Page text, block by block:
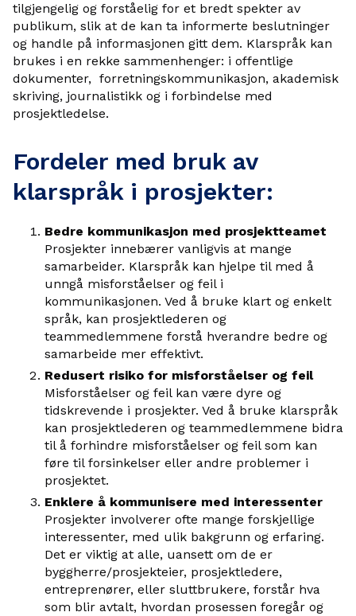
tilgjengelig og forståelig for et bredt spekter av
publikum, slik at de kan ta informerte beslutninger
og handle på informasjonen gitt dem. Klarspråk kan
brukes i en rekke sammenhenger: i offentlige
dokumenter, forretningskommunikasjon, akademisk
skriving, journalistikk og i forbindelse med
prosjektledelse.
Fordeler med bruk av
klarspråk i prosjekter:
Bedre kommunikasjon med prosjektteamet
Prosjekter innebærer vanligvis at mange
samarbeider. Klarspråk kan hjelpe til med å
unngå misforståelser og feil i
kommunikasjonen. Ved å bruke klart og enkelt
språk, kan prosjektlederen og
teammedlemmene forstå hverandre bedre og
samarbeide mer effektivt.
Redusert risiko for misforståelser og feil
Misforståelser og feil kan være dyre og
tidskrevende i prosjekter. Ved å bruke klarspråk
kan prosjektlederen og teammedlemmene bidra
til å forhindre misforståelser og feil som kan
føre til forsinkelser eller andre problemer i
prosjektet.
Enklere å kommunisere med interessenter
Prosjekter involverer ofte mange forskjellige
interessenter, med ulik bakgrunn og erfaring.
Det er viktig at alle, uansett om de er
byggherre/prosjekteier, prosjektledere,
entreprenører, eller sluttbrukere, forstår hva
som blir avtalt, hvordan prosessen foregår og